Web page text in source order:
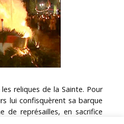
reliques de la Sainte. Pour
lui confisquèrent sa barque
représailles, en sacrifice